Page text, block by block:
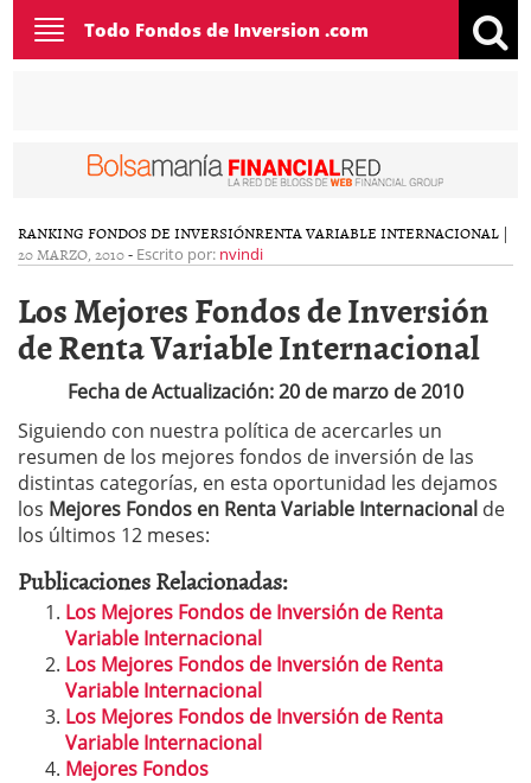
Toggle
navigation
Todo Fondos de Inversion .com
RANKING FONDOS DE INVERSIÓNRENTA VARIABLE INTERNACIONAL |
20 MARZO, 2010- Escrito por: nvindi
Los Mejores Fondos de Inversión
de Renta Variable Internacional
Fecha de Actualización: 20 de marzo de 2010
Siguiendo con nuestra política de acercarles un
resumen de los mejores fondos de inversión de las
distintas categorías, en esta oportunidad les dejamos
los Mejores Fondos en Renta Variable Internacional de
los últimos 12 meses:
Publicaciones Relacionadas:
Los Mejores Fondos de Inversión de Renta
Variable Internacional
Los Mejores Fondos de Inversión de Renta
Variable Internacional
Los Mejores Fondos de Inversión de Renta
Variable Internacional
Mejores Fondos